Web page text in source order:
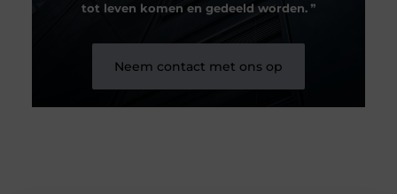
tot leven komen en gedeeld worden.❞
Neem contact met ons op